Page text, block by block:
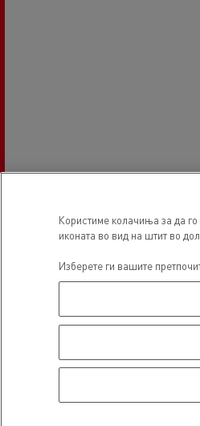
Користиме колачиња за да
иконата во вид на штит во
Изберете ги вашите